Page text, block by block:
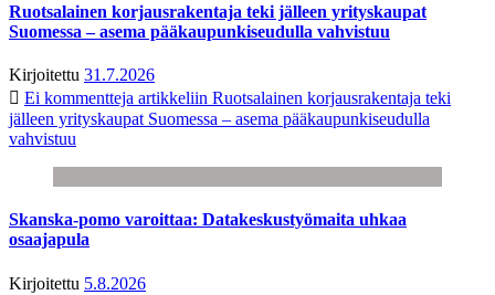
Ruotsalainen korjausrakentaja teki jälleen yrityskaupat
Suomessa – asema pääkaupunkiseudulla vahvistuu
Kirjoitettu 31.7.2026
Ei kommentteja artikkeliin Ruotsalainen korjausrakentaja teki
jälleen yrityskaupat Suomessa – asema pääkaupunkiseudulla
vahvistuu
Skanska-pomo varoittaa: Datakeskustyömaita uhkaa
osaajapula
Kirjoitettu 5.8.2026